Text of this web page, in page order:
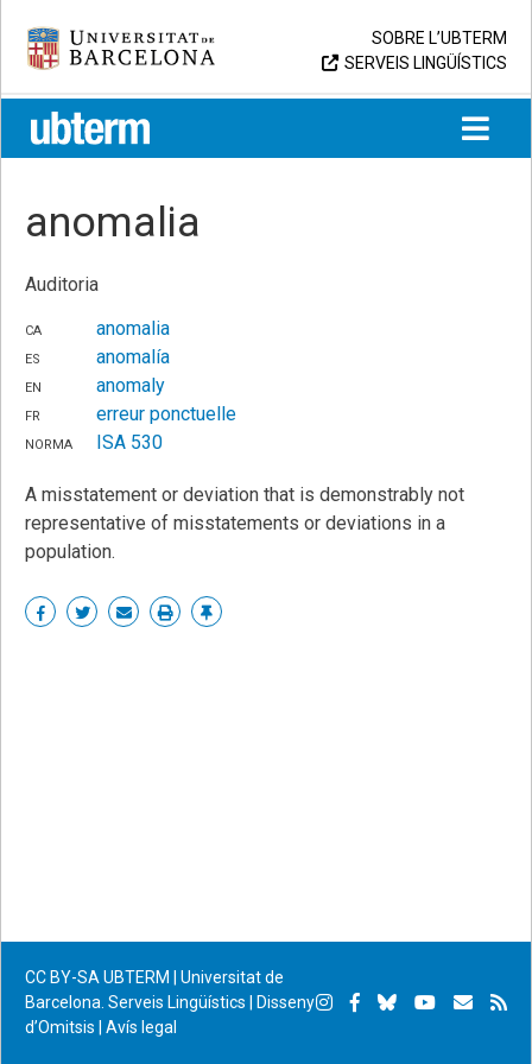
content
Universitat de Barcelona
SOBRE L’UBTERM
SERVEIS LINGÜÍSTICS
UB > UBTERM
anomalia
Auditoria
ca
anomalia
es
anomalía
en
anomaly
fr
erreur ponctuelle
norma
ISA 530
A misstatement or deviation that is demonstrably not
representative of misstatements or deviations in a
population.
Share ShareSharePrint Enllaç
CC BY-SA UBTERM | Universitat de
Barcelona. Serveis Lingüístics
Disseny
d’Omitsis
Avís legal
Instagram
Facebook
BlueskyYouTube